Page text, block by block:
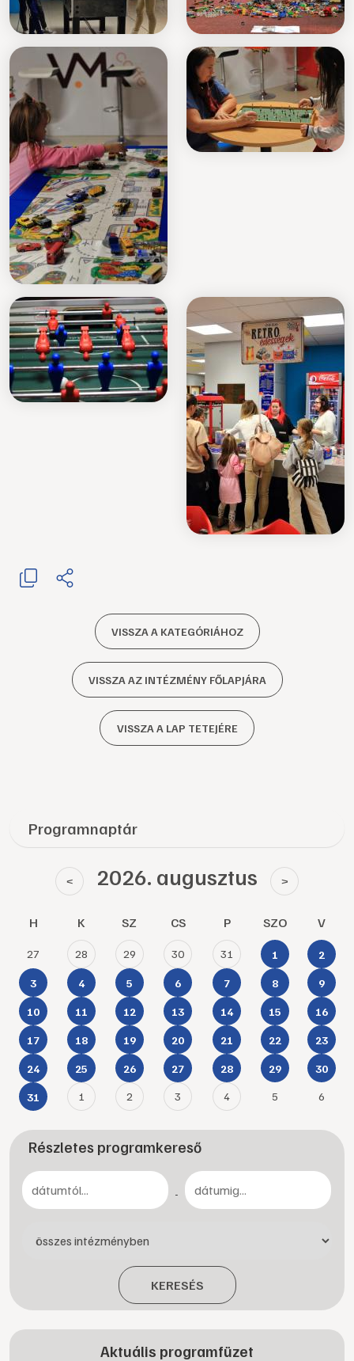
VISSZA A KATEGÓRIÁHOZ
VISSZA AZ INTÉZMÉNY FŐLAPJÁRA
VISSZA A LAP TETEJÉRE
Programnaptár
< 2026. augusztus >
H K SZ CS P SZO V
27 28 29 30 31 1 2
3 4 5 6 7 8 9
10 11 12 13 14 15 16
17 18 19 20 21 22 23
24 25 26 27 28 29 30
31 1 2 3 4 5 6
Részletes programkereső
-
KERESÉS
Aktuális programfüzet